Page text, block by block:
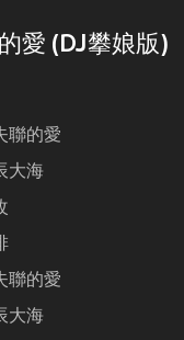
愛 (DJ攀娘版)
聯的愛
大海
聯的愛
大海